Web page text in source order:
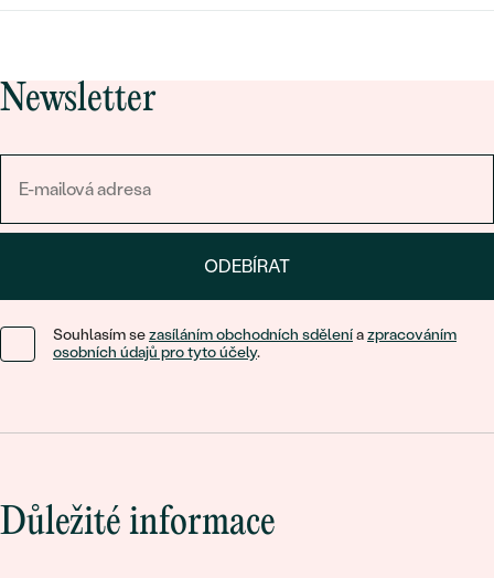
Newsletter
ODEBÍRAT
Souhlasím sezasíláním obchodních sděleníazpracováním
osobních údajů pro tyto účely.
Důležité informace